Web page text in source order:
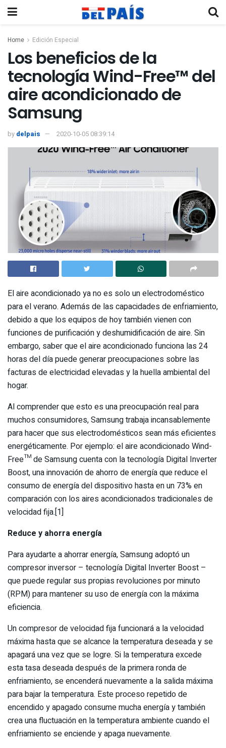
Home Edición Especial
Los beneficios de la
tecnología Wind-Free™ del
aire acondicionado de
Samsung
by delpais 2020-10-05 08:39:14
El aire acondicionado ya no es solo un electrodoméstico
para el verano. Además de las capacidades de enfriamiento,
debido a que los equipos de hoy también vienen con
funciones de purificación y deshumidificación de aire. Sin
embargo, saber que el aire acondicionado funciona las 24
horas del día puede generar preocupaciones sobre las
facturas de electricidad elevadas y la huella ambiental del
hogar.
Al comprender que esto es una preocupación real para
muchos consumidores, Samsung trabaja incansablemente
para hacer que sus electrodomésticos sean más eficientes
energéticamente. Por ejemplo: el aire acondicionado Wind-
Free™ de Samsung cuenta con la tecnología Digital Inverter
Boost, una innovación de ahorro de energía que reduce el
consumo de energía del dispositivo hasta en un 73% en
comparación con los aires acondicionados tradicionales de
velocidad fija.[1]
Reduce y ahorra energía
Para ayudarte a ahorrar energía, Samsung adoptó un
compresor inversor – tecnología Digital Inverter Boost –
que puede regular sus propias revoluciones por minuto
(RPM) para mantener su uso de energía con la máxima
eficiencia.
Un compresor de velocidad fija funcionará a la velocidad
máxima hasta que se alcance la temperatura deseada y se
apagará una vez que se logre. Si la temperatura excede
esta tasa deseada después de la primera ronda de
enfriamiento, se encenderá nuevamente a la salida máxima
para bajar la temperatura. Este proceso repetido de
encendido y apagado consume mucha energía y también
crea una fluctuación en la temperatura ambiente cuando el
enfriamiento se enciende y apaga nuevamente.